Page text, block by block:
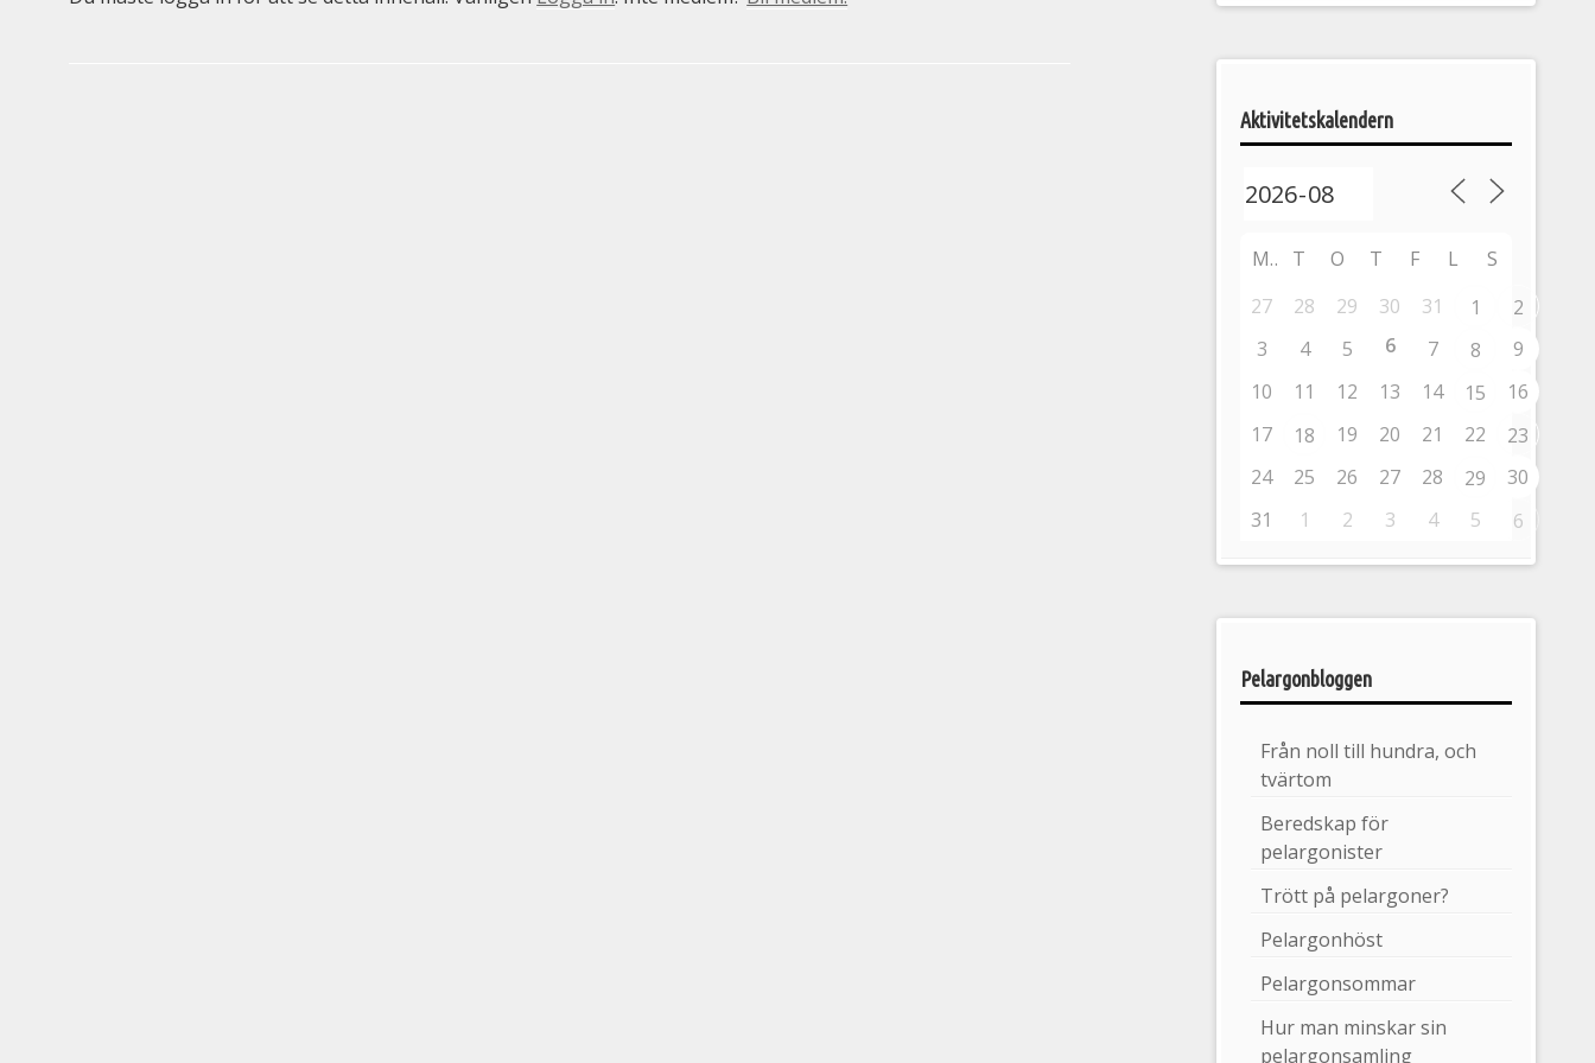
aktiviteter
Aktivitetskalendern
M T O T F L
S
27
28 29 30 31 1
2
3
4 5 6 7 8
9
10
11 12 13 14 15
16
17
18 19 20 21 22
23
24
25 26 27 28 29
30
31
1 2 3 4 5 6
Pelargonbloggen
Från noll till hundra, och
tvärtom
Beredskap för
pelargonister
Trött på pelargoner?
Pelargonhöst
Pelargonsommar
Hur man minskar sin
pelargonsamling